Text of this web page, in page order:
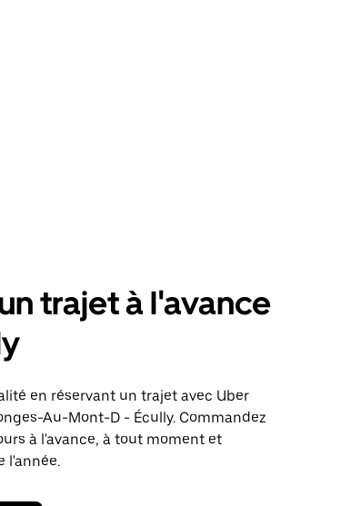
trajet à l'avance
en réservant un trajet avec Uber
Au-Mont-D - Écully. Commandez
à l'avance, à tout moment et
l'année.